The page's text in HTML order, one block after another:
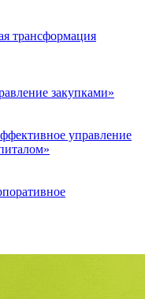
трансформация
закупками»
управление